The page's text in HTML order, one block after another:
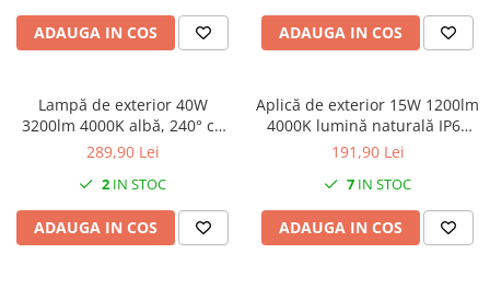
ADAUGA IN COS ADAUGA IN COS
Lampă de exterior 40W
3200lm 4000K albă, 240° cu
senzor de miscare lumină
289,90 Lei
2 IN STOC
ADAUGA IN COS
Aplică de exterior 15W 1200lm
4000K lumină naturală IP65
cu senzor de mișcare
191,90 Lei
7 IN STOC
ADAUGA IN COS